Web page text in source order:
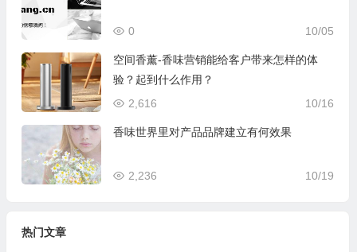
10/05
0
空间香薰-香味营销能给客户带来怎样的体
验？起到什么作用？
10/16
2,616
香味世界里对产品品牌建立有何效果
10/19
2,236
热门文章